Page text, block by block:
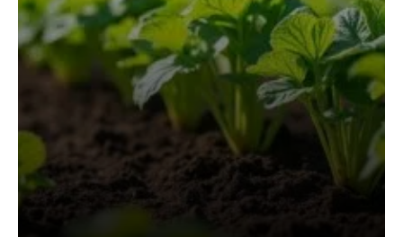
9 novembre 2025